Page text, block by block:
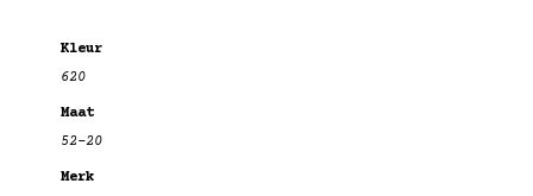
Kleur
620
Maat
52-20
Merk